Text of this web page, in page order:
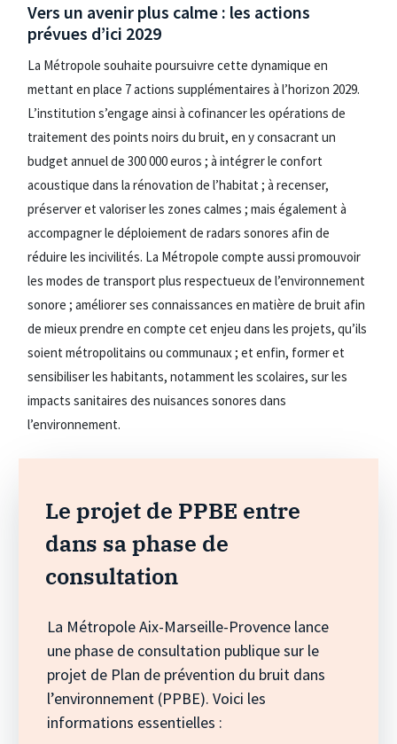
Vers un avenir plus calme : les actions
prévues d’ici 2029
La Métropole souhaite poursuivre cette dynamique en
mettant en place 7 actions supplémentaires à l’horizon 2029.
L’institution s’engage ainsi à cofinancer les opérations de
traitement des points noirs du bruit, en y consacrant un
budget annuel de 300 000 euros ; à intégrer le confort
acoustique dans la rénovation de l’habitat ; à recenser,
préserver et valoriser les zones calmes ; mais également à
accompagner le déploiement de radars sonores afin de
réduire les incivilités. La Métropole compte aussi promouvoir
les modes de transport plus respectueux de l’environnement
sonore ; améliorer ses connaissances en matière de bruit afin
de mieux prendre en compte cet enjeu dans les projets, qu’ils
soient métropolitains ou communaux ; et enfin, former et
sensibiliser les habitants, notamment les scolaires, sur les
impacts sanitaires des nuisances sonores dans
l’environnement.
Le projet de PPBE entre
dans sa phase de
consultation
La Métropole Aix-Marseille-Provence lance
une phase de consultation publique sur le
projet de Plan de prévention du bruit dans
l’environnement (PPBE). Voici les
informations essentielles :